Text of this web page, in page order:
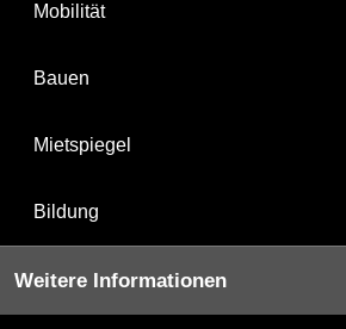
Mobilität
Bauen
Mietspiegel
Bildung
Weitere Informationen